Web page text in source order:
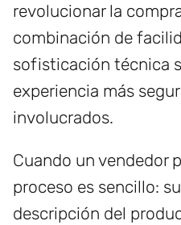
revolucionar la
combinación de
sofisticación técnica
experiencia más
involucrados.
Cuando un vendedor
proceso es sencillo:
descripción del